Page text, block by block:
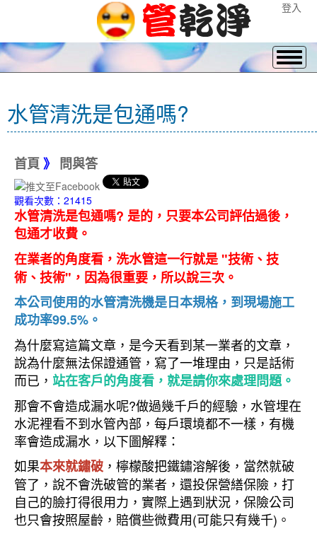
登入
水管清洗是包通嗎?
首頁 》 問與答
觀看次數：21415
水管清洗是包通嗎? 是的，只要本公司評估過後，
包通才收費。
在業者的角度看，洗水管這一行就是 "技術、技
術 、技術"，因為很重要，所以說三次。
本公司使用的水管清洗機是日本規格，到現場施工
成功率99.5%。
為什麼寫這篇文章，是今天看到某一業者的文章，
說為什麼無法保證通管，寫了一堆理由，只是話術
而已， 站在客戶的角度看，就是請你來處理問題。
那會不會造成漏水呢?做過幾千戶的經驗，水管埋在
水泥裡看不到水管內部，每戶環境都不一樣，有機
率會造成漏水，以下圖解釋：
如果本來就鏽破 ，檸檬酸把鐵鏽溶解後，當然就破
管了，說不會洗破管的業者，還投保營繕保險，打
自己的臉打得很用力，實際上遇到狀況，保險公司
也只會按照屋齡，賠償些微費用(可能只有幾千)。